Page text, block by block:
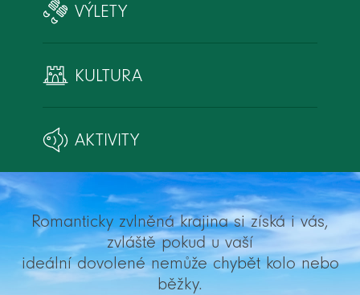
VÝLETY
KULTURA
AKTIVITY
Romanticky zvlněná krajina si získá i vás,
zvláště pokud u vaší
ideální dovolené nemůže chybět kolo nebo
běžky.